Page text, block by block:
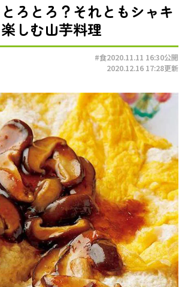
ろとろ？それともシャキ
しむ山芋料理
#食2020.11.11 16:30公開
2020.12.16 17:28更新